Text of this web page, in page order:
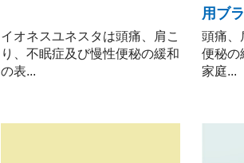
イオネスユネスタは頭痛、肩こ
り、不眠症及び慢性便秘の緩和
の表...
用ブ
頭痛、
便秘の
家庭...